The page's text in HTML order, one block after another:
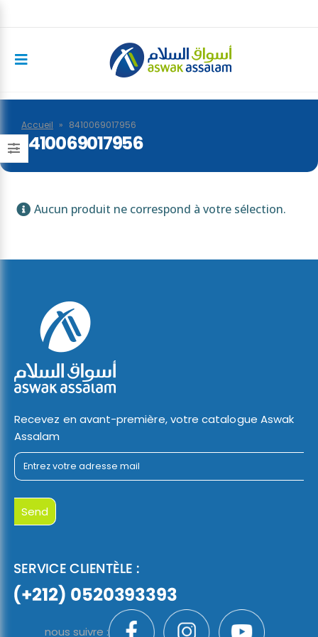
Accueil » 8410069017956
8410069017956
Aucun produit ne correspond à votre sélection.
Recevez en avant-première, votre catalogue Aswak
Assalam
nous suivre :